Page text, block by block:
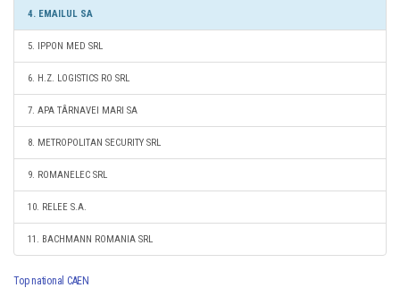
4. EMAILUL SA
5. IPPON MED SRL
6. H.Z. LOGISTICS RO SRL
7. APA TÂRNAVEI MARI SA
8. METROPOLITAN SECURITY SRL
9. ROMANELEC SRL
10. RELEE S.A.
11. BACHMANN ROMANIA SRL
Top national CAEN